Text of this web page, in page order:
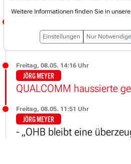
JÖRG MEYER
Freitag, 08.05. 14:16 Uhr
JÖRG MEYER
Freitag, 08.05. 11:51 Uhr
JÖRG MEYER
Weitere Informationen finden Sie in
Einstellungen Nur Notwendige